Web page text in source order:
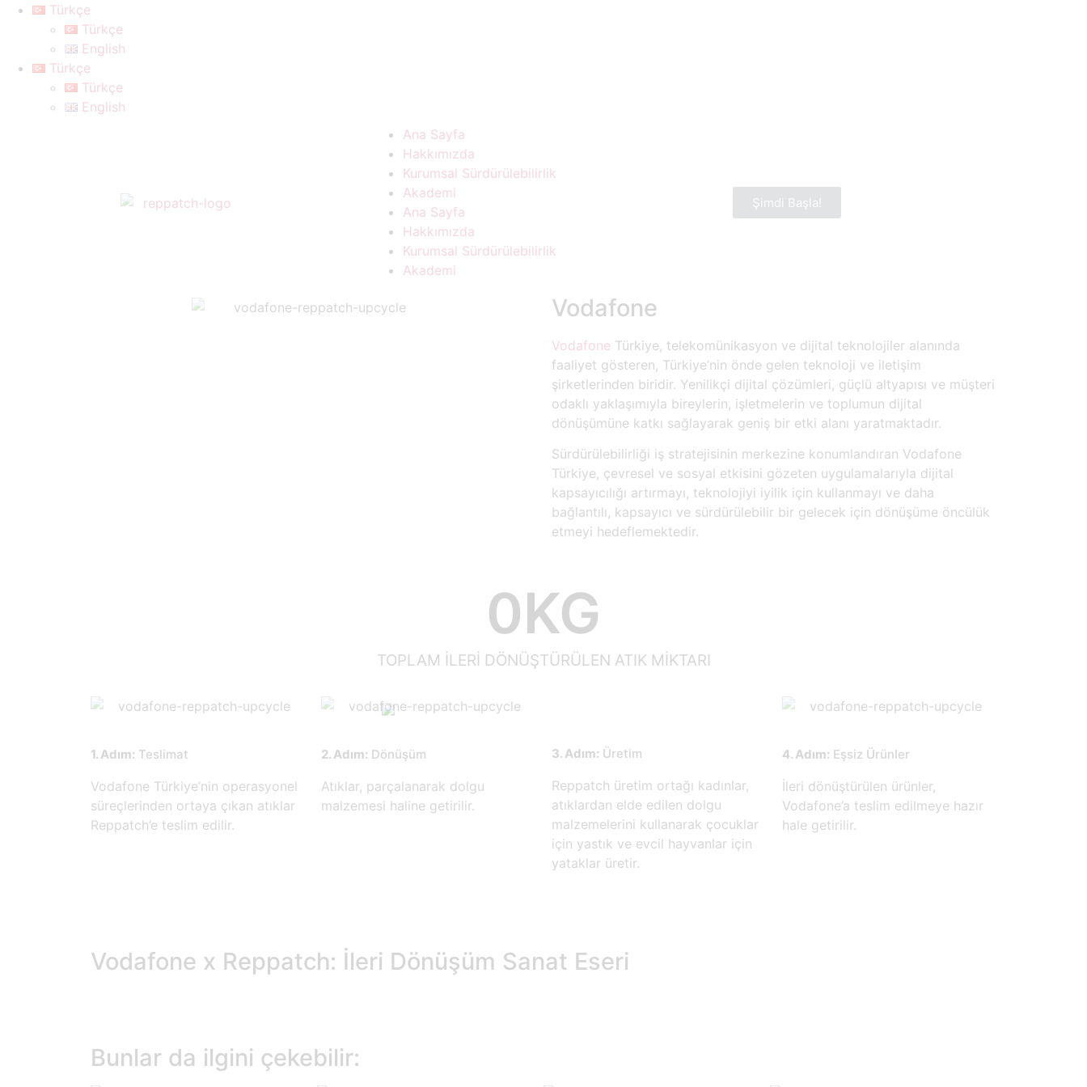
Türkçe
Türkçe
English
Türkçe
Türkçe
English
Ana Sayfa
Hakkımızda
Kurumsal Sürdürülebilirlik
Akademi
Ana Sayfa
Hakkımızda
Kurumsal Sürdürülebilirlik
Akademi
Şimdi Başla!
Vodafone
Vodafone Türkiye, telekomünikasyon ve dijital teknolojiler alanında
faaliyet gösteren, Türkiye’nin önde gelen teknoloji ve iletişim
şirketlerinden biridir. Yenilikçi dijital çözümleri, güçlü altyapısı ve müşteri
odaklı yaklaşımıyla bireylerin, işletmelerin ve toplumun dijital
dönüşümüne katkı sağlayarak geniş bir etki alanı yaratmaktadır.
Sürdürülebilirliği iş stratejisinin merkezine konumlandıran Vodafone
Türkiye, çevresel ve sosyal etkisini gözeten uygulamalarıyla dijital
kapsayıcılığı artırmayı, teknolojiyi iyilik için kullanmayı ve daha
bağlantılı, kapsayıcı ve sürdürülebilir bir gelecek için dönüşüme öncülük
etmeyi hedeflemektedir.
0KG
TOPLAM İLERİ DÖNÜŞTÜRÜLEN ATIK MİKTARI
1. Adım: Teslimat
Vodafone Türkiye’nin operasyonel
süreçlerinden ortaya çıkan atıklar
Reppatch’e teslim edilir.
2. Adım: Dönüşüm
Atıklar, parçalanarak dolgu
malzemesi haline getirilir.
3. Adım: Üretim
Reppatch üretim ortağı kadınlar,
atıklardan elde edilen dolgu
malzemelerini kullanarak çocuklar
için yastık ve evcil hayvanlar için
yataklar üretir.
4. Adım: Eşsiz Ürünler
İleri dönüştürülen ürünler,
Vodafone’a teslim edilmeye hazır
hale getirilir.
Vodafone x Reppatch: İleri Dönüşüm Sanat Eseri
Bunlar da ilgini çekebilir: